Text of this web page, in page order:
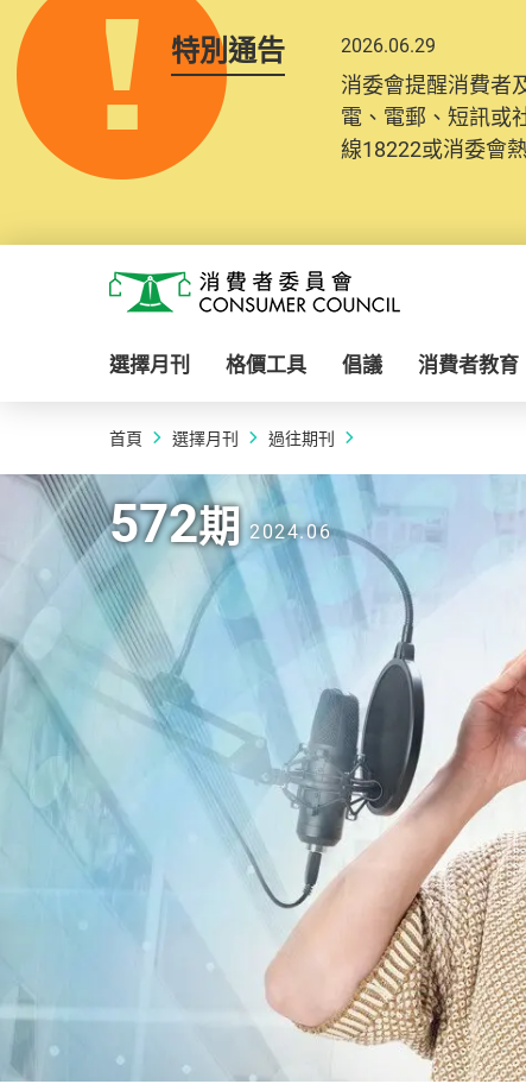
特別通告 2026.06.29
消委會提醒消費者
電、電郵、短訊或
線18222或消委會
消費者委員會
選擇月刊 格價工具 倡議 消費者教育
首頁 選擇月刊 過往期刊
2024.06 | 572期
572期 2024.06
572期 2024.06
572期 2024.06
572期 2024.06